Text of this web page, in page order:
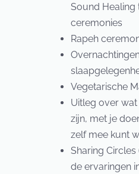
Sound Healing
ceremonies
Rapeh
Vegetarische
Uitleg over
zijn, met je
zelf mee kunt
Sharing
de ervaringen